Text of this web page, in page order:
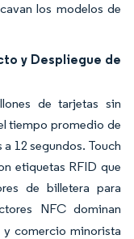
los modelos de
y Despliegue de
de tarjetas sin
tiempo promedio de
12 segundos. Touch
etiquetas RFID que
de billetera para
NFC dominan
comercio minorista